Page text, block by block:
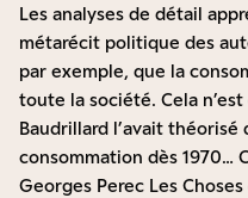
Les analyses de détail
métarécit politique des
par exemple, que la
toute la société. Cela
Baudrillard l’avait théorisé
consommation dès 1970…
Georges Perec Les